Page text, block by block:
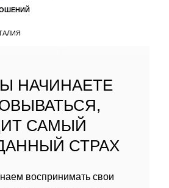
НАЧИНАЕТЕ
САМЫЙ
СТРАХ
воспринимать свои